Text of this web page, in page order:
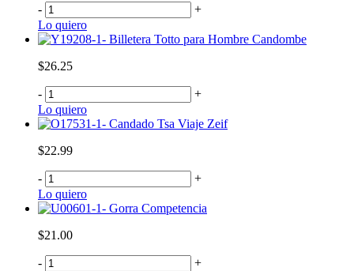
-
+
Lo quiero
Billetera Totto para Hombre Candombe
$26.25
-
+
Lo quiero
Candado Tsa Viaje Zeif
$22.99
-
+
Lo quiero
Gorra Competencia
$21.00
-
+